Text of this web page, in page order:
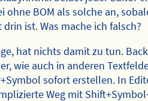
ohne BOM als solche an,
ist. Was mache ich falsch?
hat nichts damit zu tun.
wie auch in anderen
sofort erstellen. In
Weg mit